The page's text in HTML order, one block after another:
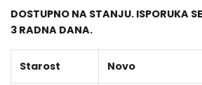
DOSTUPNO NA STANJU. ISPORUKA
3 RADNA DANA.
Starost Novo